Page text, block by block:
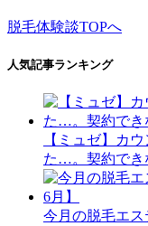
脱毛体験談TOPへ
人気記事ランキング
【ミュゼ】カ
た…。契約でき
今月の脱毛エス